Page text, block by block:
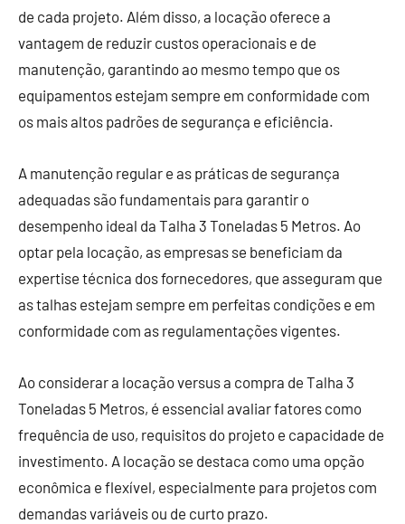
de cada projeto. Além disso, a locação oferece a
vantagem de reduzir custos operacionais e de
manutenção, garantindo ao mesmo tempo que os
equipamentos estejam sempre em conformidade com
os mais altos padrões de segurança e eficiência.
A manutenção regular e as práticas de segurança
adequadas são fundamentais para garantir o
desempenho ideal da Talha 3 Toneladas 5 Metros. Ao
optar pela locação, as empresas se beneficiam da
expertise técnica dos fornecedores, que asseguram que
as talhas estejam sempre em perfeitas condições e em
conformidade com as regulamentações vigentes.
Ao considerar a locação versus a compra de Talha 3
Toneladas 5 Metros, é essencial avaliar fatores como
frequência de uso, requisitos do projeto e capacidade de
investimento. A locação se destaca como uma opção
econômica e flexível, especialmente para projetos com
demandas variáveis ou de curto prazo.